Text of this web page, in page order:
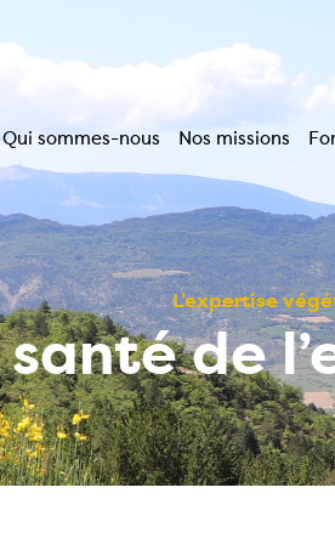
Qui sommes-nous Nos missions
L’expertise
de